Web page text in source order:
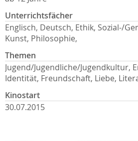
Unterrichtsfächer
Englisch, Deutsch, Ethik, Sozial-/
Kunst, Philosophie,
Themen
Jugend/Jugendliche/Jugendkultur,
Identität, Freundschaft, Liebe,
Kinostart
30.07.2015